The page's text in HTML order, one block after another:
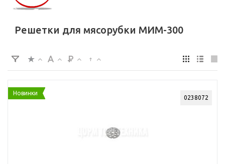
Решетки для мясорубки МИМ-300
0238072
Новинки